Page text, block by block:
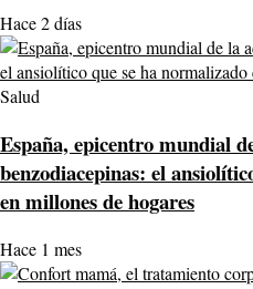
Hace 2 días
Salud
España, epicentro mundial
benzodiacepinas: el
en millones de hogares
Hace 1 mes